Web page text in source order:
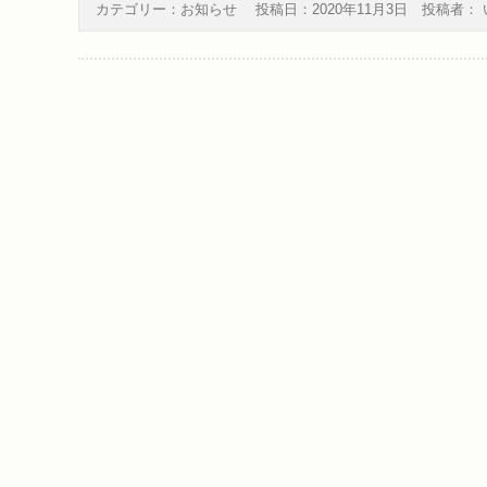
カテゴリー： お知らせ 投稿日： 2020年11月3日 投稿者：